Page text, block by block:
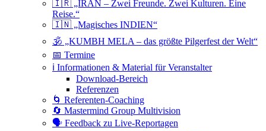
🇮🇷 „IRAN – Zwei Freunde. Zwei Kulturen. Eine
Reise.“
🇮🇳 „Magisches INDIEN“
🕉 „KUMBH MELA – das größte Pilgerfest der Welt“
📅 Termine
ℹ️ Informationen & Material für Veranstalter
Download-Bereich
Referenzen
🌀 Referenten-Coaching
🔄 Mastermind Group Multivision
🗣 Feedback zu Live-Reportagen